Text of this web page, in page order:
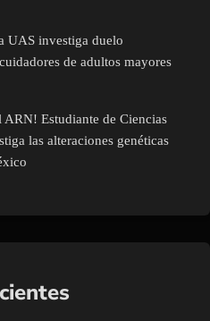
UAS investiga duelo
de adultos mayores
Estudiante de Ciencias
las alteraciones genéticas